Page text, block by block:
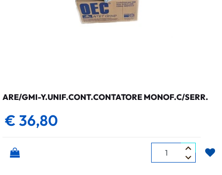
ARE/GMI-Y.UNIF.CONT.CONTATORE MONOF.C/SERR.
€ 36,80
Quantità